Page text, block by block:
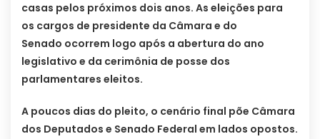
casas pelos próximos dois anos. As eleições para
os cargos de presidente da Câmara e do
Senado ocorrem logo após a abertura do ano
legislativo e da cerimônia de posse dos
parlamentares eleitos.
A poucos dias do pleito, o cenário final põe Câmara
dos Deputados e Senado Federal em lados opostos.